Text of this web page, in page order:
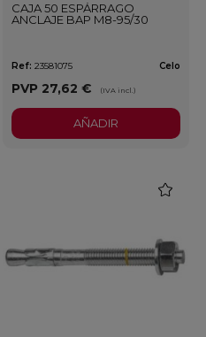
CAJA 50 ESPÁRRAGO
ANCLAJE BAP M8-95/30
Ref: 23581075 Celo
PVP 27,62 € (IVA incl.)
AÑADIR